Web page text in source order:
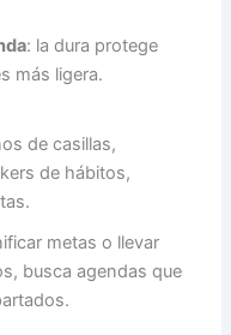
: la dura protege
más ligera.
de casillas,
de hábitos,
metas o llevar
busca agendas que